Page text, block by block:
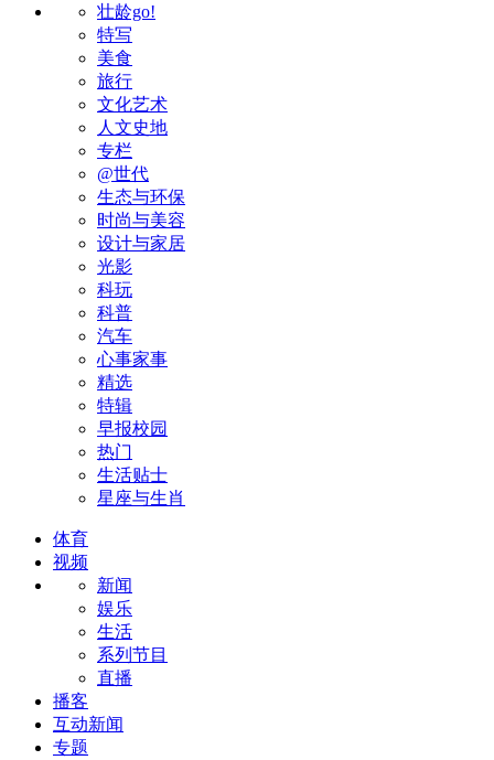
壮龄go!
特写
美食
旅行
文化艺术
人文史地
专栏
@世代
生态与环保
时尚与美容
设计与家居
光影
科玩
科普
汽车
心事家事
精选
特辑
早报校园
热门
生活贴士
星座与生肖
体育
视频
新闻
娱乐
生活
系列节目
直播
播客
互动新闻
专题